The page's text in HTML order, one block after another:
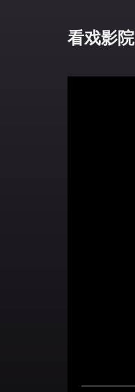
看戏影院